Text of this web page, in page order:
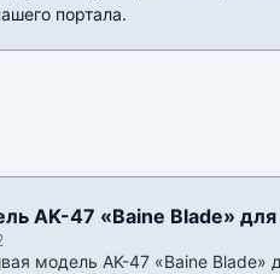
портала.
AK-47 «Baine Blade» для
модель AK-47 «Baine Blade»